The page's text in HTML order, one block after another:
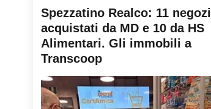
Spezzatino Realco: 11 negozi
acquistati da MD e 10 da HS
Alimentari. Gli immobili a
Transcoop